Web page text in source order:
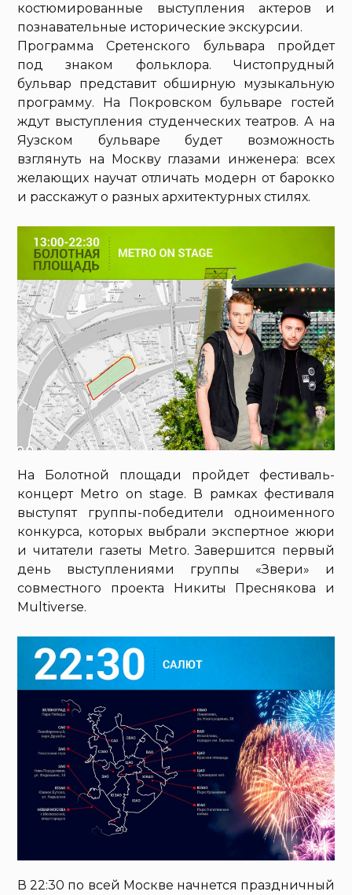
костюмированные выступления актеров и
познавательные исторические экскурсии.
Программа Сретенского бульвара пройдет
под знаком фольклора. Чистопрудный
бульвар представит обширную музыкальную
программу. На Покровском бульваре гостей
ждут выступления студенческих театров. А на
Яузском бульваре будет возможность
взглянуть на Москву глазами инженера: всех
желающих научат отличать модерн от барокко
и расскажут о разных архитектурных стилях.
На Болотной площади пройдет фестиваль-
концерт Metro on stage. В рамках фестиваля
выступят группы-победители одноименного
конкурса, которых выбрали экспертное жюри
и читатели газеты Metro. Завершится первый
день выступлениями группы «Звери» и
совместного проекта Никиты Преснякова и
Multiverse.
В 22:30 по всей Москве начнется праздничный